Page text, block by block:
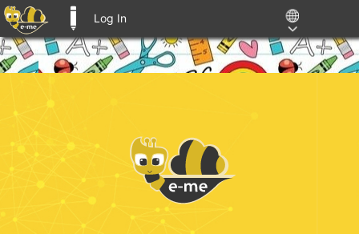
Log In